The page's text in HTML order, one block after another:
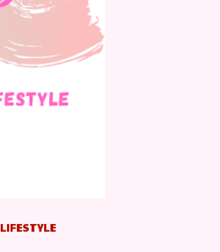
LIFESTYLE